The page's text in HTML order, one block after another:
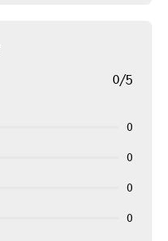
0/5
0
0
0
0